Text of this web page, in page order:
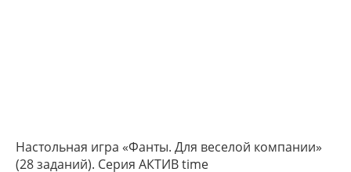
Настольная игра «Фанты. Для веселой компании»
(28 заданий). Серия АКТИВ time